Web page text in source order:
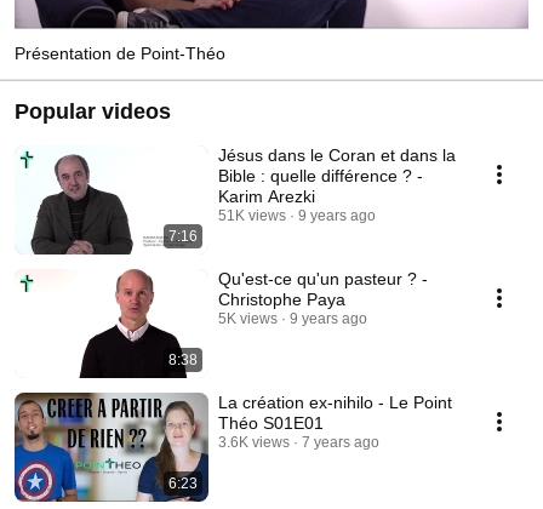
Présentation de Point-Théo
Popular videos
7:16
Jésus dans le Coran et dans la
Bible : quelle différence ? -
Karim Arezki
51K views 9 years ago
8:38
Qu'est-ce qu'un pasteur ? -
Christophe Paya
5K views 9 years ago
6:23
La création ex-nihilo - Le Point
Théo S01E01
3.6K views 7 years ago